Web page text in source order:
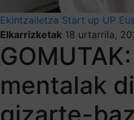
Ekintzailetza Start up UP
Elkarrizketak 18 urtarrila,
mentalak
gizarte-